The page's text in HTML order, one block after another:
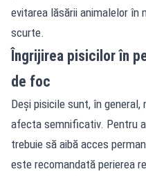
evitarea lăsării animalelor în
scurte.
Îngrijirea pisicilor în
de foc
Deși pisicile sunt, în
afecta semnificativ. Pentru
trebuie să aibă acces
este recomandată perierea